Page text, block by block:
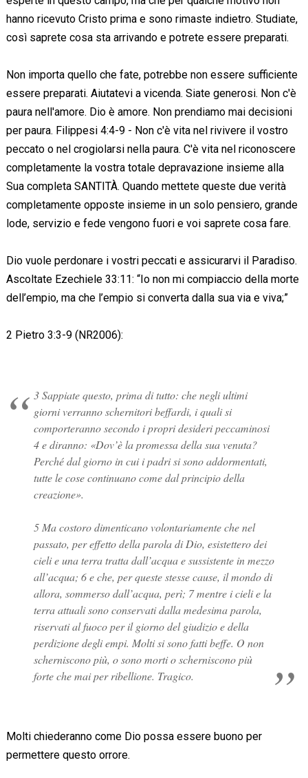
hanno ricevuto Cristo prima e sono rimaste indietro. Studiate,
così saprete cosa sta arrivando e potrete essere preparati.
Non importa quello che fate, potrebbe non essere sufficiente
essere preparati. Aiutatevi a vicenda. Siate generosi. Non c'è
paura nell'amore. Dio è amore. Non prendiamo mai decisioni
per paura. Filippesi 4:4-9 - Non c'è vita nel rivivere il vostro
peccato o nel crogiolarsi nella paura. C'è vita nel riconoscere
completamente la vostra totale depravazione insieme alla
Sua completa SANTITÀ. Quando mettete queste due verità
completamente opposte insieme in un solo pensiero, grande
lode, servizio e fede vengono fuori e voi saprete cosa fare.
Dio vuole perdonare i vostri peccati e assicurarvi il Paradiso.
Ascoltate Ezechiele 33:11: “Io non mi compiaccio della morte
dell’empio, ma che l’empio si converta dalla sua via e viva;”
2 Pietro 3:3-9 (NR2006):
3 Sappiate questo, prima di tutto: che negli ultimi
giorni verranno schernitori beffardi, i quali si
comporteranno secondo i propri desideri peccaminosi
4 e diranno: «Dov’è la promessa della sua venuta?
Perché dal giorno in cui i padri si sono addormentati,
tutte le cose continuano come dal principio della
creazione».
5 Ma costoro dimenticano volontariamente che nel
passato, per effetto della parola di Dio, esistettero dei
cieli e una terra tratta dall’acqua e sussistente in mezzo
all’acqua; 6 e che, per queste stesse cause, il mondo di
allora, sommerso dall’acqua, perì; 7 mentre i cieli e la
terra attuali sono conservati dalla medesima parola,
riservati al fuoco per il giorno del giudizio e della
perdizione degli empi. Molti si sono fatti beffe. O non
scherniscono più, o sono morti o scherniscono più
forte che mai per ribellione. Tragico.
Molti chiederanno come Dio possa essere buono per
permettere questo orrore.